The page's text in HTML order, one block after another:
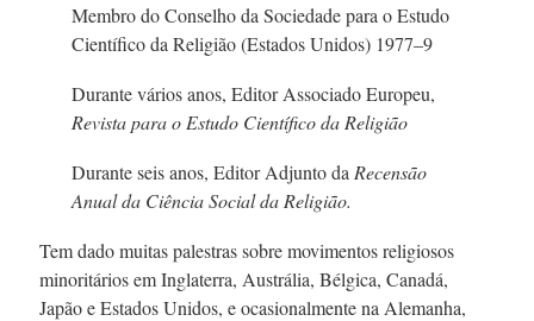
Membro do Conselho da Sociedade para o Estudo
Científico da Religião (Estados Unidos) 1977–9
Durante vários anos, Editor Associado Europeu,
Revista para o Estudo Científico da Religião
Durante seis anos, Editor Adjunto da Recensão
Anual da Ciência Social da Religião.
Tem dado muitas palestras sobre movimentos religiosos
minoritários em Inglaterra, Austrália, Bélgica, Canadá,
Japão e Estados Unidos, e ocasionalmente na Alemanha,